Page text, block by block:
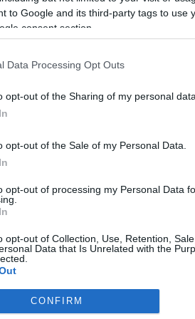
to Google and its third-party tags to use
consent section.
Data Processing Opt Outs
opt-out of the Sharing of my personal data.
opt-out of the Sale of my Personal Data.
opt-out of processing my Personal Data
opt-out of Collection, Use, Retention,
Data that Is Unrelated with the
consents
CONFIRM
alakja, a világirodalom
legolvasottabb írója, az
a Kétévi vakáció, a
szerzője.